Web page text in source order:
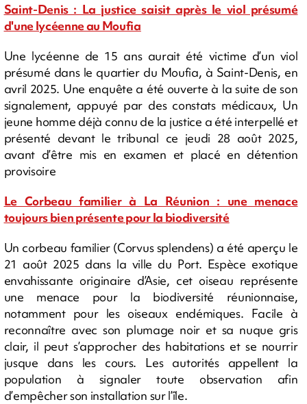
Saint-Denis : La justice saisit après le viol présumé
d'une lycéenne au Moufia
Une lycéenne de 15 ans aurait été victime d’un viol
présumé dans le quartier du Moufia, à Saint-Denis, en
avril 2025. Une enquête a été ouverte à la suite de son
signalement, appuyé par des constats médicaux, Un
jeune homme déjà connu de la justice a été interpellé et
présenté devant le tribunal ce jeudi 28 août 2025,
avant d’être mis en examen et placé en détention
provisoire
Le Corbeau familier à La Réunion : une menace
toujours bien présente pour la biodiversité
Un corbeau familier (Corvus splendens) a été aperçu le
21 août 2025 dans la ville du Port. Espèce exotique
envahissante originaire d’Asie, cet oiseau représente
une menace pour la biodiversité réunionnaise,
notamment pour les oiseaux endémiques. Facile à
reconnaître avec son plumage noir et sa nuque gris
clair, il peut s’approcher des habitations et se nourrir
jusque dans les cours. Les autorités appellent la
population à signaler toute observation afin
d’empêcher son installation sur l’île.